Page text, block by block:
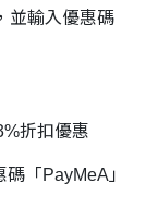
並輸入優惠碼
折扣優惠
「PayMeA」